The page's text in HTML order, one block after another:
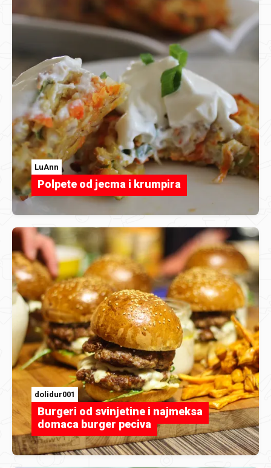
LuAnn
Polpete od jecma i krumpira
dolidur001
Burgeri od svinjetine i najmeksa
domaca burger peciva